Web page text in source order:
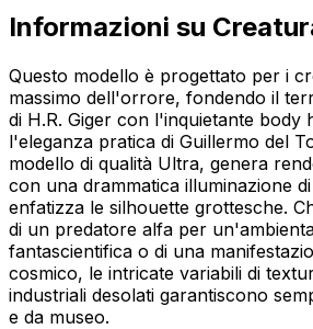
Informazioni su
Questo modello è progettato per i
massimo dell'orrore, fondendo il
di H.R. Giger con l'inquietante
l'eleganza pratica di Guillermo del
modello di qualità Ultra, genera
con una drammatica illuminazione
enfatizza le silhouette grottesche.
di un predatore alfa per
fantascientifica o di una
cosmico, le intricate variabili di
industriali desolati garantiscono
e da museo.